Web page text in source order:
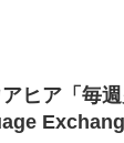
アヒア「毎